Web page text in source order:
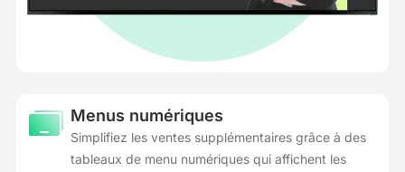
Menus numériques
Simplifiez les ventes supplémentaires grâce à des
tableaux de menu numériques qui affichent les